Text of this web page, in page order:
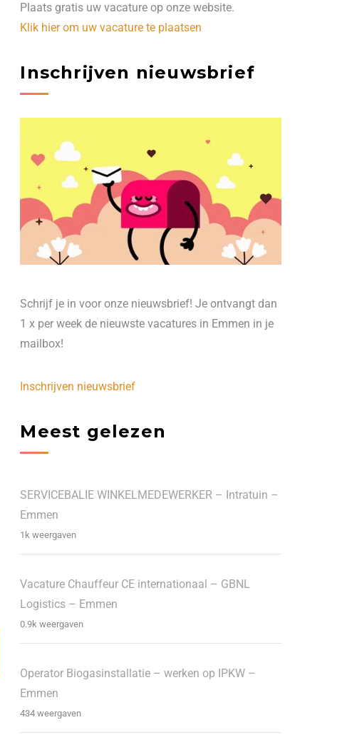
Plaats gratis uw vacature op onze website.
Klik hier om uw vacature te plaatsen
Inschrijven nieuwsbrief
Schrijf je in voor onze nieuwsbrief! Je ontvangt dan
1 x per week de nieuwste vacatures in Emmen in je
mailbox!
Inschrijven nieuwsbrief
Meest gelezen
SERVICEBALIE WINKELMEDEWERKER – Intratuin –
Emmen
1k weergaven
Vacature Chauffeur CE internationaal – GBNL
Logistics – Emmen
0.9k weergaven
Operator Biogasinstallatie – werken op IPKW –
Emmen
434 weergaven